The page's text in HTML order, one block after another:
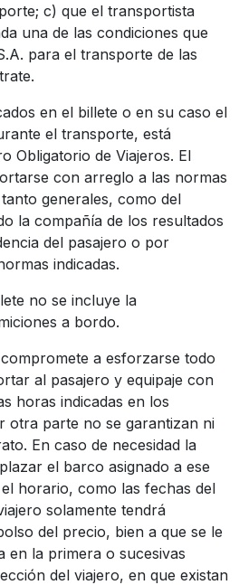
c) que el transportista
una de las condiciones que
para el transporte de las
en el billete o en su caso el
el transporte, está
Obligatorio de Viajeros. El
con arreglo a las normas
generales, como del
la compañía de los resultados
del pasajero o por
indicadas.
no se incluye la
a bordo.
a esforzarse todo
al pasajero y equipaje con
horas indicadas en los
otra parte no se garantizan ni
En caso de necesidad la
el barco asignado a ese
horario, como las fechas del
solamente tendrá
del precio, bien a que se le
en la primera o sucesivas
del viajero, en que existan